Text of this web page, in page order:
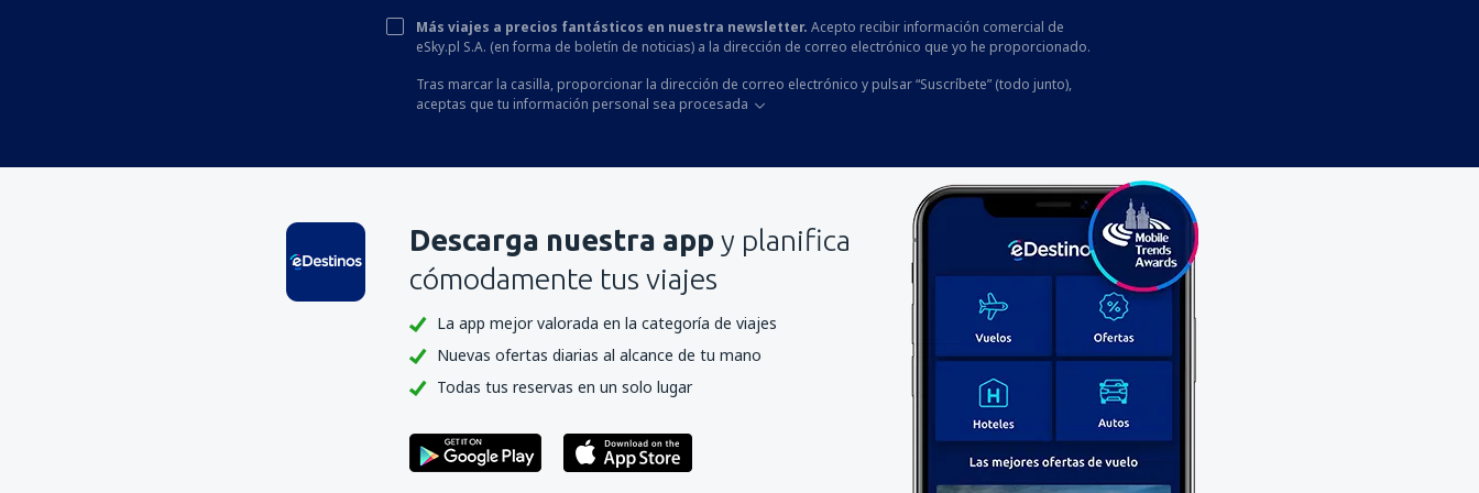
Más viajes a precios fantásticos en nuestra newsletter. Acepto recibir información comercial de
eSky.pl S.A. (en forma de boletín de noticias) a la dirección de correo electrónico que yo he proporcionado.
Tras marcar la casilla, proporcionar la dirección de correo electrónico y pulsar “Suscríbete” (todo junto),
aceptas que tu información personal sea procesada
Descarga nuestra app y planifica
cómodamente tus viajes
La app mejor valorada en la categoría de viajes
Nuevas ofertas diarias al alcance de tu mano
Todas tus reservas en un solo lugar